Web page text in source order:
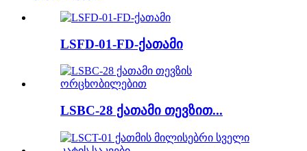
LSFD-01-FD-ქათამი
LSBC-28 ქათამი თევზით...